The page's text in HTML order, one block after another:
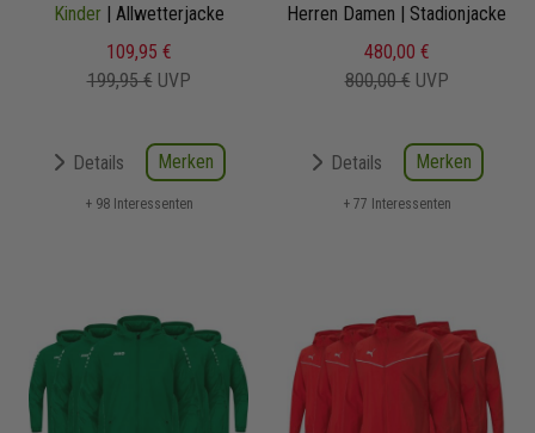
Kinder | Allwetterjacke
109,95 €
199,95 € UVP
Details Merken
+ 98 Interessenten
Herren Damen | Stadionjacke
480,00 €
800,00 € UVP
Details Merken
+ 77 Interessenten